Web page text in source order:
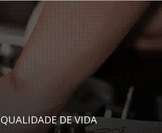
QUALIDADE DE VIDA